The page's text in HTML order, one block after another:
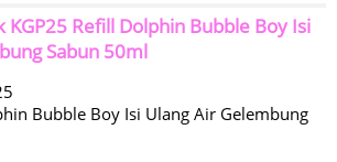
KGP25 Refill Dolphin Bubble Boy Isi
Sabun 50ml
Bubble Boy Isi Ulang Air Gelembung